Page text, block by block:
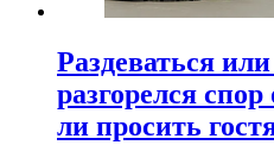
Раздеваться
разгорелся
ли просить